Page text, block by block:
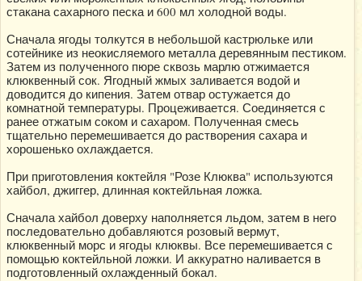
стакана сахарного песка и 600 мл холодной воды.
Сначала ягоды толкутся в небольшой кастрюльке или
сотейнике из неокисляемого металла деревянным пестиком.
Затем из полученного пюре сквозь марлю отжимается
клюквенный сок. Ягодный жмых заливается водой и
доводится до кипения. Затем отвар остужается до
комнатной температуры. Процеживается. Соединяется с
ранее отжатым соком и сахаром. Полученная смесь
тщательно перемешивается до растворения сахара и
хорошенько охлаждается.
При приготовления коктейля "Розе Клюква" используются
хайбол, джиггер, длинная коктейльная ложка.
Сначала хайбол доверху наполняется льдом, затем в него
последовательно добавляются розовый вермут,
клюквенный морс и ягоды клюквы. Все перемешивается с
помощью коктейльной ложки. И аккуратно наливается в
подготовленный охлажденный бокал.